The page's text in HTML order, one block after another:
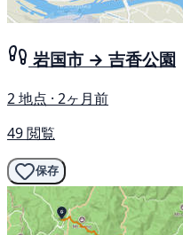
岩国市 → 吉香公園
2 地点 · 2ヶ月前
49 閲覧
保存